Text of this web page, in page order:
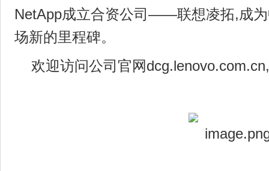
NetApp成立合资公司——联想凌拓,成
场新的里程碑。
欢迎访问公司官网